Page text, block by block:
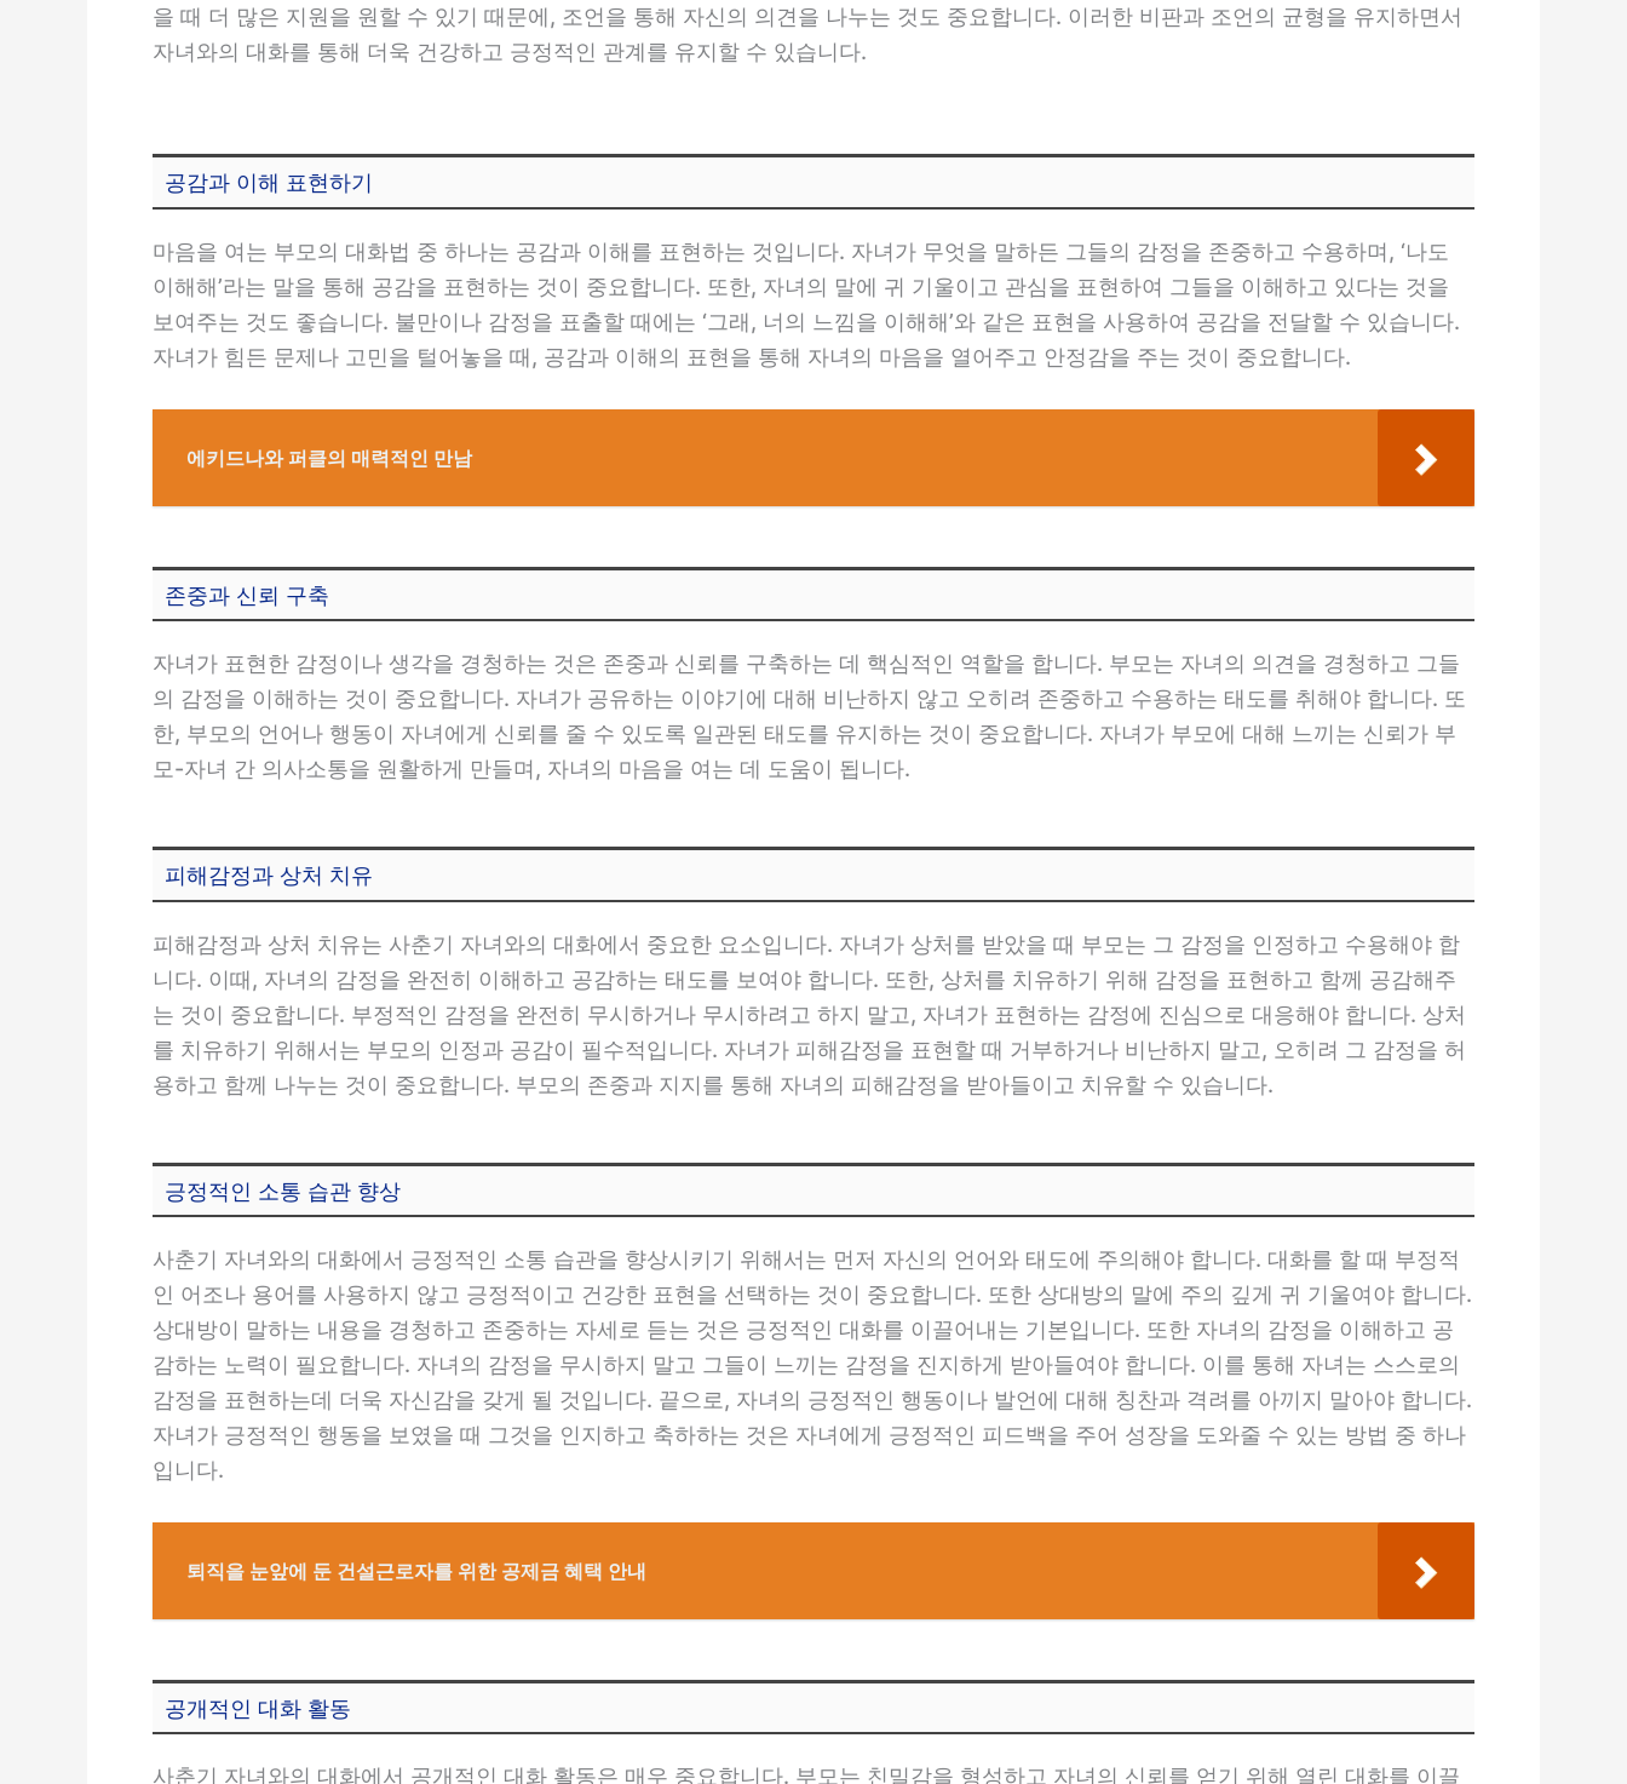
을 때 더 많은 지원을 원할 수 있기 때문에, 조언을 통해 자신의 의견을 나누는 것도 중요합니다. 이러한 비판과 조언의 균형을 유지하면서
자녀와의 대화를 통해 더욱 건강하고 긍정적인 관계를 유지할 수 있습니다.
공감과 이해 표현하기
마음을 여는 부모의 대화법 중 하나는 공감과 이해를 표현하는 것입니다. 자녀가 무엇을 말하든 그들의 감정을 존중하고 수용하며, ‘나도
이해해’라는 말을 통해 공감을 표현하는 것이 중요합니다. 또한, 자녀의 말에 귀 기울이고 관심을 표현하여 그들을 이해하고 있다는 것을
보여주는 것도 좋습니다. 불만이나 감정을 표출할 때에는 ‘그래, 너의 느낌을 이해해’와 같은 표현을 사용하여 공감을 전달할 수 있습니다.
자녀가 힘든 문제나 고민을 털어놓을 때, 공감과 이해의 표현을 통해 자녀의 마음을 열어주고 안정감을 주는 것이 중요합니다.
에키드나와 퍼클의 매력적인 만남
존중과 신뢰 구축
자녀가 표현한 감정이나 생각을 경청하는 것은 존중과 신뢰를 구축하는 데 핵심적인 역할을 합니다. 부모는 자녀의 의견을 경청하고 그들
의 감정을 이해하는 것이 중요합니다. 자녀가 공유하는 이야기에 대해 비난하지 않고 오히려 존중하고 수용하는 태도를 취해야 합니다. 또
한, 부모의 언어나 행동이 자녀에게 신뢰를 줄 수 있도록 일관된 태도를 유지하는 것이 중요합니다. 자녀가 부모에 대해 느끼는 신뢰가 부
모-자녀 간 의사소통을 원활하게 만들며, 자녀의 마음을 여는 데 도움이 됩니다.
피해감정과 상처 치유
피해감정과 상처 치유는 사춘기 자녀와의 대화에서 중요한 요소입니다. 자녀가 상처를 받았을 때 부모는 그 감정을 인정하고 수용해야 합
니다. 이때, 자녀의 감정을 완전히 이해하고 공감하는 태도를 보여야 합니다. 또한, 상처를 치유하기 위해 감정을 표현하고 함께 공감해주
는 것이 중요합니다. 부정적인 감정을 완전히 무시하거나 무시하려고 하지 말고, 자녀가 표현하는 감정에 진심으로 대응해야 합니다. 상처
를 치유하기 위해서는 부모의 인정과 공감이 필수적입니다. 자녀가 피해감정을 표현할 때 거부하거나 비난하지 말고, 오히려 그 감정을 허
용하고 함께 나누는 것이 중요합니다. 부모의 존중과 지지를 통해 자녀의 피해감정을 받아들이고 치유할 수 있습니다.
긍정적인 소통 습관 향상
사춘기 자녀와의 대화에서 긍정적인 소통 습관을 향상시키기 위해서는 먼저 자신의 언어와 태도에 주의해야 합니다. 대화를 할 때 부정적
인 어조나 용어를 사용하지 않고 긍정적이고 건강한 표현을 선택하는 것이 중요합니다. 또한 상대방의 말에 주의 깊게 귀 기울여야 합니다.
상대방이 말하는 내용을 경청하고 존중하는 자세로 듣는 것은 긍정적인 대화를 이끌어내는 기본입니다. 또한 자녀의 감정을 이해하고 공
감하는 노력이 필요합니다. 자녀의 감정을 무시하지 말고 그들이 느끼는 감정을 진지하게 받아들여야 합니다. 이를 통해 자녀는 스스로의
감정을 표현하는데 더욱 자신감을 갖게 될 것입니다. 끝으로, 자녀의 긍정적인 행동이나 발언에 대해 칭찬과 격려를 아끼지 말아야 합니다.
자녀가 긍정적인 행동을 보였을 때 그것을 인지하고 축하하는 것은 자녀에게 긍정적인 피드백을 주어 성장을 도와줄 수 있는 방법 중 하나
입니다.
퇴직을 눈앞에 둔 건설근로자를 위한 공제금 혜택 안내
공개적인 대화 활동
사춘기 자녀와의 대화에서 공개적인 대화 활동은 매우 중요합니다. 부모는 친밀감을 형성하고 자녀의 신뢰를 얻기 위해 열린 대화를 이끌